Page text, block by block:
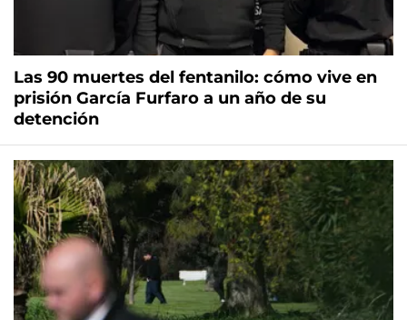
Las 90 muertes del fentanilo: cómo vive en
prisión García Furfaro a un año de su
detención